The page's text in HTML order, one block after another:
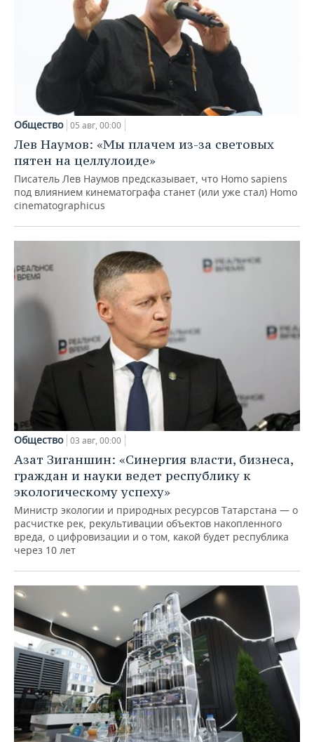
Общество 05 авг, 00:00
Лев Наумов: «Мы плачем из-за световых
пятен на целлулоиде»
Писатель Лев Наумов предсказывает, что Homo sapiens
под влиянием кинематографа станет (или уже стал) Homo
cinematographicus
Общество 03 авг, 00:00
Азат Зиганшин: «Синергия власти, бизнеса,
граждан и науки ведет республику к
экологическому успеху»
Министр экологии и природных ресурсов Татарстана — о
расчистке рек, рекультивации объектов накопленного
вреда, о цифровизации и о том, какой будет республика
через 10 лет